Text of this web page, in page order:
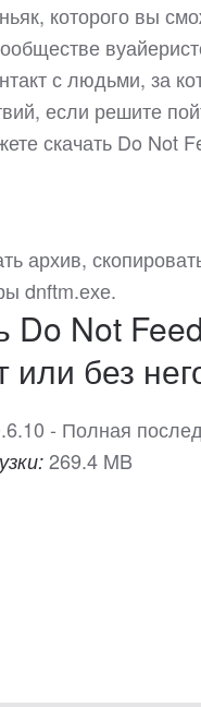
которого вы
с людьми, за
если решите
скачать Do Not
архив,
dnftm.ехе.
Do Not
или без
- Полная
269.4 MB